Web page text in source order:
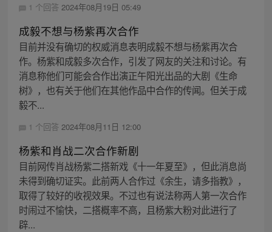
1 个回答 2024年08月19日 05:49
成毅不想与杨紫再次合作
目前并没有确切的权威消息表明成毅不想与杨紫再次合
作。杨紫和成毅多次合作，引发了网友的关注和讨论。有
消息称他们可能会合作出演正午阳光出品的大剧《生命
树》，也有关于他们在其他作品中合作的传闻。但关于成
毅不...
1 个回答 2024年08月11日 12:00
杨紫和肖战二次合作新剧
目前网传肖战杨紫二搭新戏《十一年夏至》，但此消息尚
未得到确切证实。此前两人合作过《余生，请多指教》，
取得了较好的收视效果。不过也有说法称两人第一次合作
时闹过不愉快，二搭概率不高，且杨紫大粉对此进行了
辟...